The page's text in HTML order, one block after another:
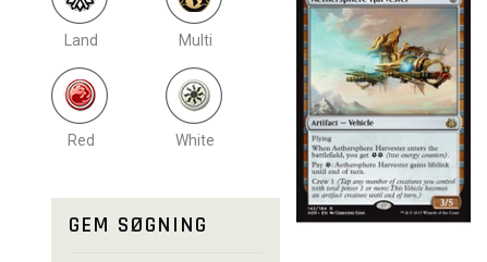
Land
Red
Multi
White
GEM SØGNING